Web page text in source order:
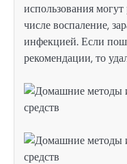
использования
числе воспаление,
инфекцией. Если
рекомендации, то